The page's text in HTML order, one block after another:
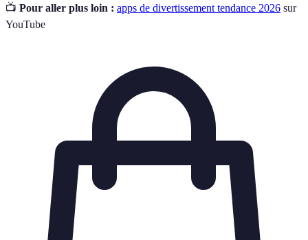
📺 Pour aller plus loin : apps de divertissement tendance 2026 sur
YouTube